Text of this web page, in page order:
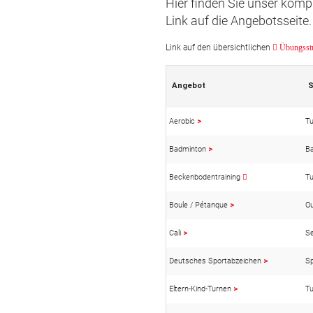
Volleyball
Badminton
Hier finden Sie unser
Link auf die Angebotsseite.
Link auf den übersichtlichen
Angebot
Aerobic >
Badminton >
Beckenbodentraining
Boule / Pétanque >
Cali >
Deutsches Sportabzeichen >
Eltern-Kind-Turnen >